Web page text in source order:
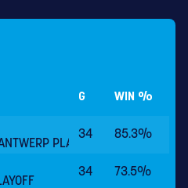
G WIN %
PLAYOFF
34 85.3%
34 73.5%